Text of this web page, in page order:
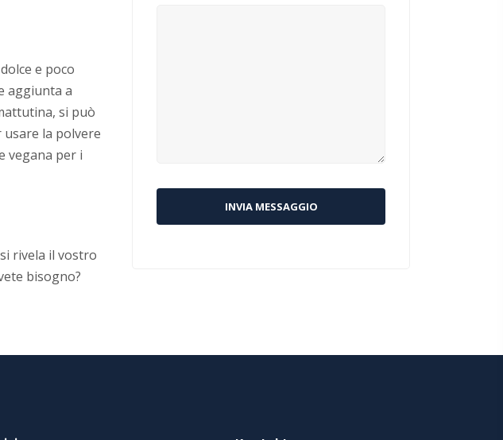
e poco
aggiunta a
si può
la polvere
vegana per i
rivela il vostro
bisogno?